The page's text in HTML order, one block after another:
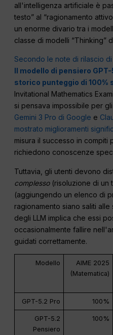
all'intelligenza artificiale è
testo” al “ragionamento
un enorme divario tra i
classe di modelli “Thinking”
Secondo le note di rilascio
Il modello di pensiero
storico punteggio di 100%
Invitational Mathematics
si pensava impossibile per
Gemini 3 Pro di Google e
mostrato miglioramenti
misura il successo in compiti
richiedono conoscenze
Tuttavia, gli utenti devono
complesso(risoluzione di un
(aggiungendo un elenco di
ragionamento siano saliti
degli LLM implica che essi
occasionalmente fallire
guidati correttamente.
Modello
AIME 2025
(Matematica)
GPT-5.2 Pro 100%
GPT-5.2
Pensiero
100%